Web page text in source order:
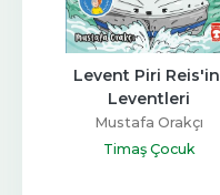
Levent Piri Reis'in
Leventleri
Mustafa Orakçı
Timaş Çocuk